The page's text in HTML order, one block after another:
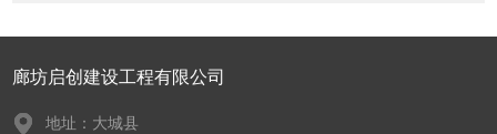
廊坊启创建设工程有限公司
地址：大城县